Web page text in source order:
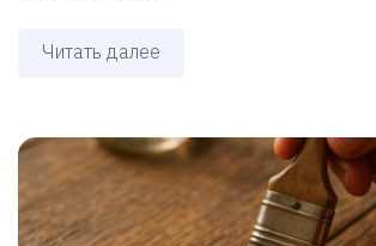
Читать далее